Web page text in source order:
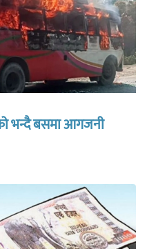
भन्दै बसमा आगजनी